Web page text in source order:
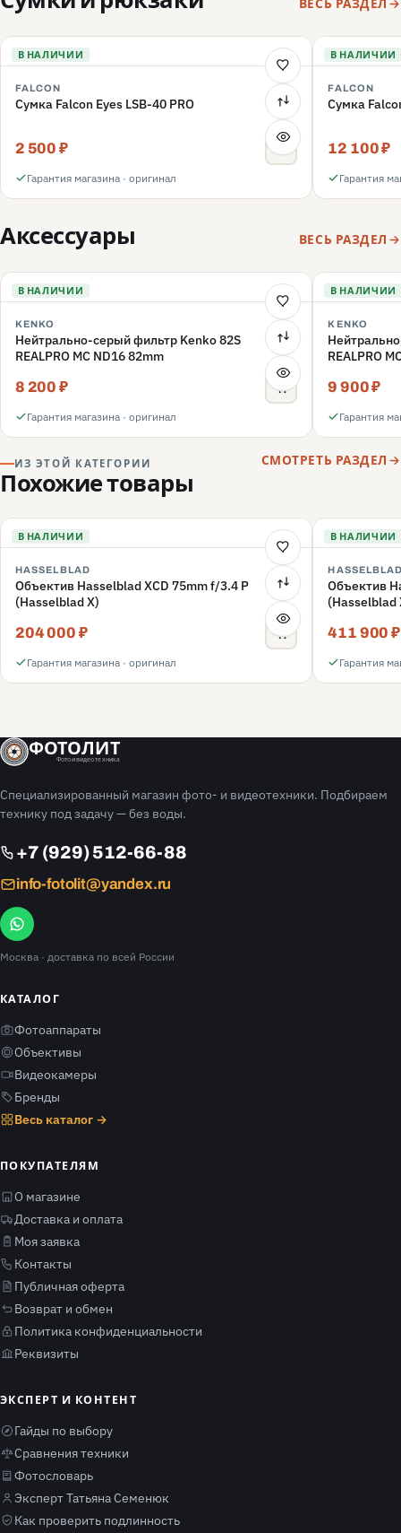
ВЕСЬ РАЗДЕЛ
В НАЛИЧИИ
FALCON
Сумка Falcon Eyes LSB-40 PRO
2 500 ₽
Гарантия магазина · оригинал
В НАЛИЧИИ
FALCON
Сумка
12 100 ₽
Гарантия
Аксессуары ВЕСЬ РАЗДЕЛ
В НАЛИЧИИ
KENKO
Нейтрально-серый фильтр Kenko 82S
REALPRO MC ND16 82mm
8 200 ₽
Гарантия магазина · оригинал
В НАЛИЧИИ
KENKO
REALPRO
9 900 ₽
Гарантия
ИЗ ЭТОЙ КАТЕГОРИИ
Похожие товары
СМОТРЕТЬ РАЗДЕЛ
В НАЛИЧИИ
HASSELBLAD
Объектив Hasselblad XCD 75mm f/3.4 P
(Hasselblad X)
204 000 ₽
Гарантия магазина · оригинал
В НАЛИЧИИ
Объектив
(Hasselblad
411 900 ₽
Гарантия
ФОТОЛИТ
Фото и видео техника
Специализированный магазин фото- и видеотехники. Подбираем
технику под задачу — без воды.
+7 (929) 512-66-88
info-fotolit@yandex.ru
Москва · доставка по всей России
КАТАЛОГ
Фотоаппараты
Объективы
Видеокамеры
Бренды
Весь каталог →
ПОКУПАТЕЛЯМ
О магазине
Доставка и оплата
Моя заявка
Контакты
Публичная оферта
Возврат и обмен
Политика конфиденциальности
Реквизиты
ЭКСПЕРТ И КОНТЕНТ
Гайды по выбору
Сравнения техники
Фотословарь
Эксперт Татьяна Семенюк
Как проверить подлинность